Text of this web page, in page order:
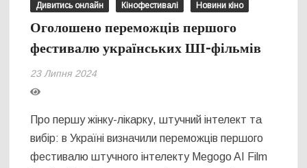
Дивитись онлайн Кінофестивалі Новини кіно
Оголошено переможців першого
фестивалю українських ШІ-фільмів
23 Липня 2024
Про першу жінку-лікарку, штучний інтелект та
вибір: в Україні визначили переможців першого
фестивалю штучного інтелекту Megogo AI Film